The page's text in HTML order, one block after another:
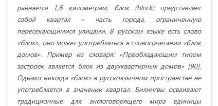
равняется 1,6 километрам; блок (block) представляет
собой квартал – часть города, ограниченную
пересекающимися улицами. В русском языке есть слово
«блок», оно может употребляться в словосочетании «блок
домов». Пример из словаря: «Преобладающим типом
застроек является блок из двухквартирных домов» [90].
Однако никогда «блок» в русскоязычном пространстве не
употребляется в значении квартал. Билингвы осваивают
традиционные для англоговорящего мира единицы